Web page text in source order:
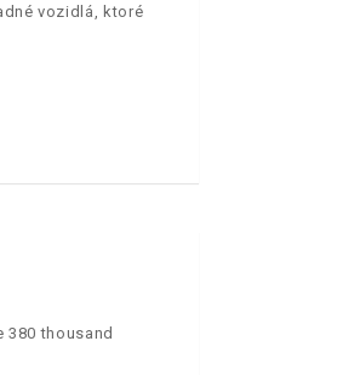
vozidlá, ktoré
380 thousand